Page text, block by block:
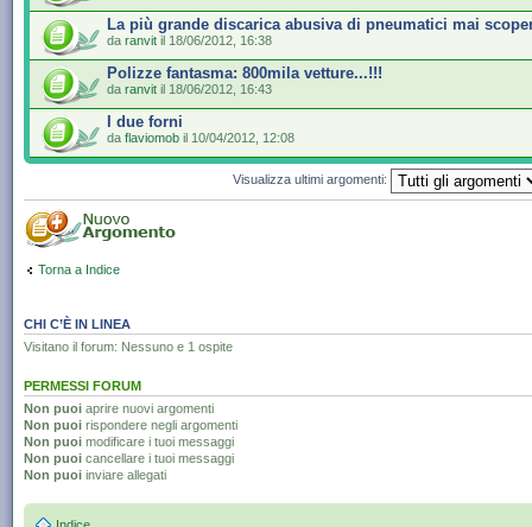
La più grande discarica abusiva di pneumatici mai
da ranvit il 18/06/2012, 16:38
Polizze fantasma: 800mila vetture...!!!
da ranvit il 18/06/2012, 16:43
I due forni
da flaviomob il 10/04/2012, 12:08
Visualizza ultimi argomenti:
Torna a Indice
CHI C’È IN LINEA
Visitano il forum: Nessuno e 1 ospite
PERMESSI FORUM
Non puoi aprire nuovi argomenti
Non puoi rispondere negli argomenti
Non puoi modificare i tuoi messaggi
Non puoi cancellare i tuoi messaggi
Non puoi inviare allegati
Indice